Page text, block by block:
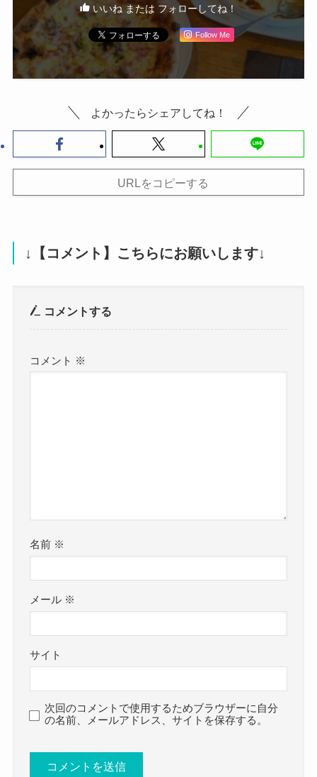
いいね または フォローしてね！
Follow Me
よかったらシェアしてね！
URLをコピーする
↓【コメント】こちらにお願いします↓
コメントする
コメント ※
名前 ※
メール ※
サイト
次回のコメントで使用するためブラウザーに自分
の名前、メールアドレス、サイトを保存する。